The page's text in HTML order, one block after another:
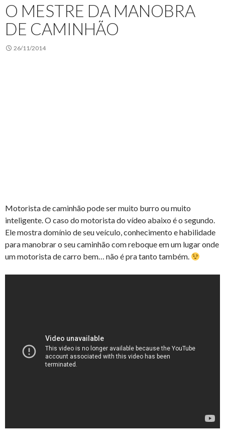
O MESTRE DA MANOBRA
DE CAMINHÃO
26/11/2014
Motorista de caminhão pode ser muito burro ou muito
inteligente. O caso do motorista do vídeo abaixo é o segundo.
Ele mostra domínio de seu veículo, conhecimento e habilidade
para manobrar o seu caminhão com reboque em um lugar onde
um motorista de carro bem… não é pra tanto também.